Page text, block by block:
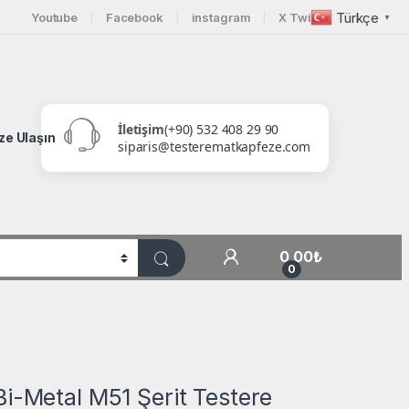
Youtube Facebook instagram X Twitter
Ulaşın İletişim(+90) 532 408 29 90
siparis@testerematkapfeze.com
My Account
0
0,00₺
Metal M51 Şerit Testere
Türkçe ▼